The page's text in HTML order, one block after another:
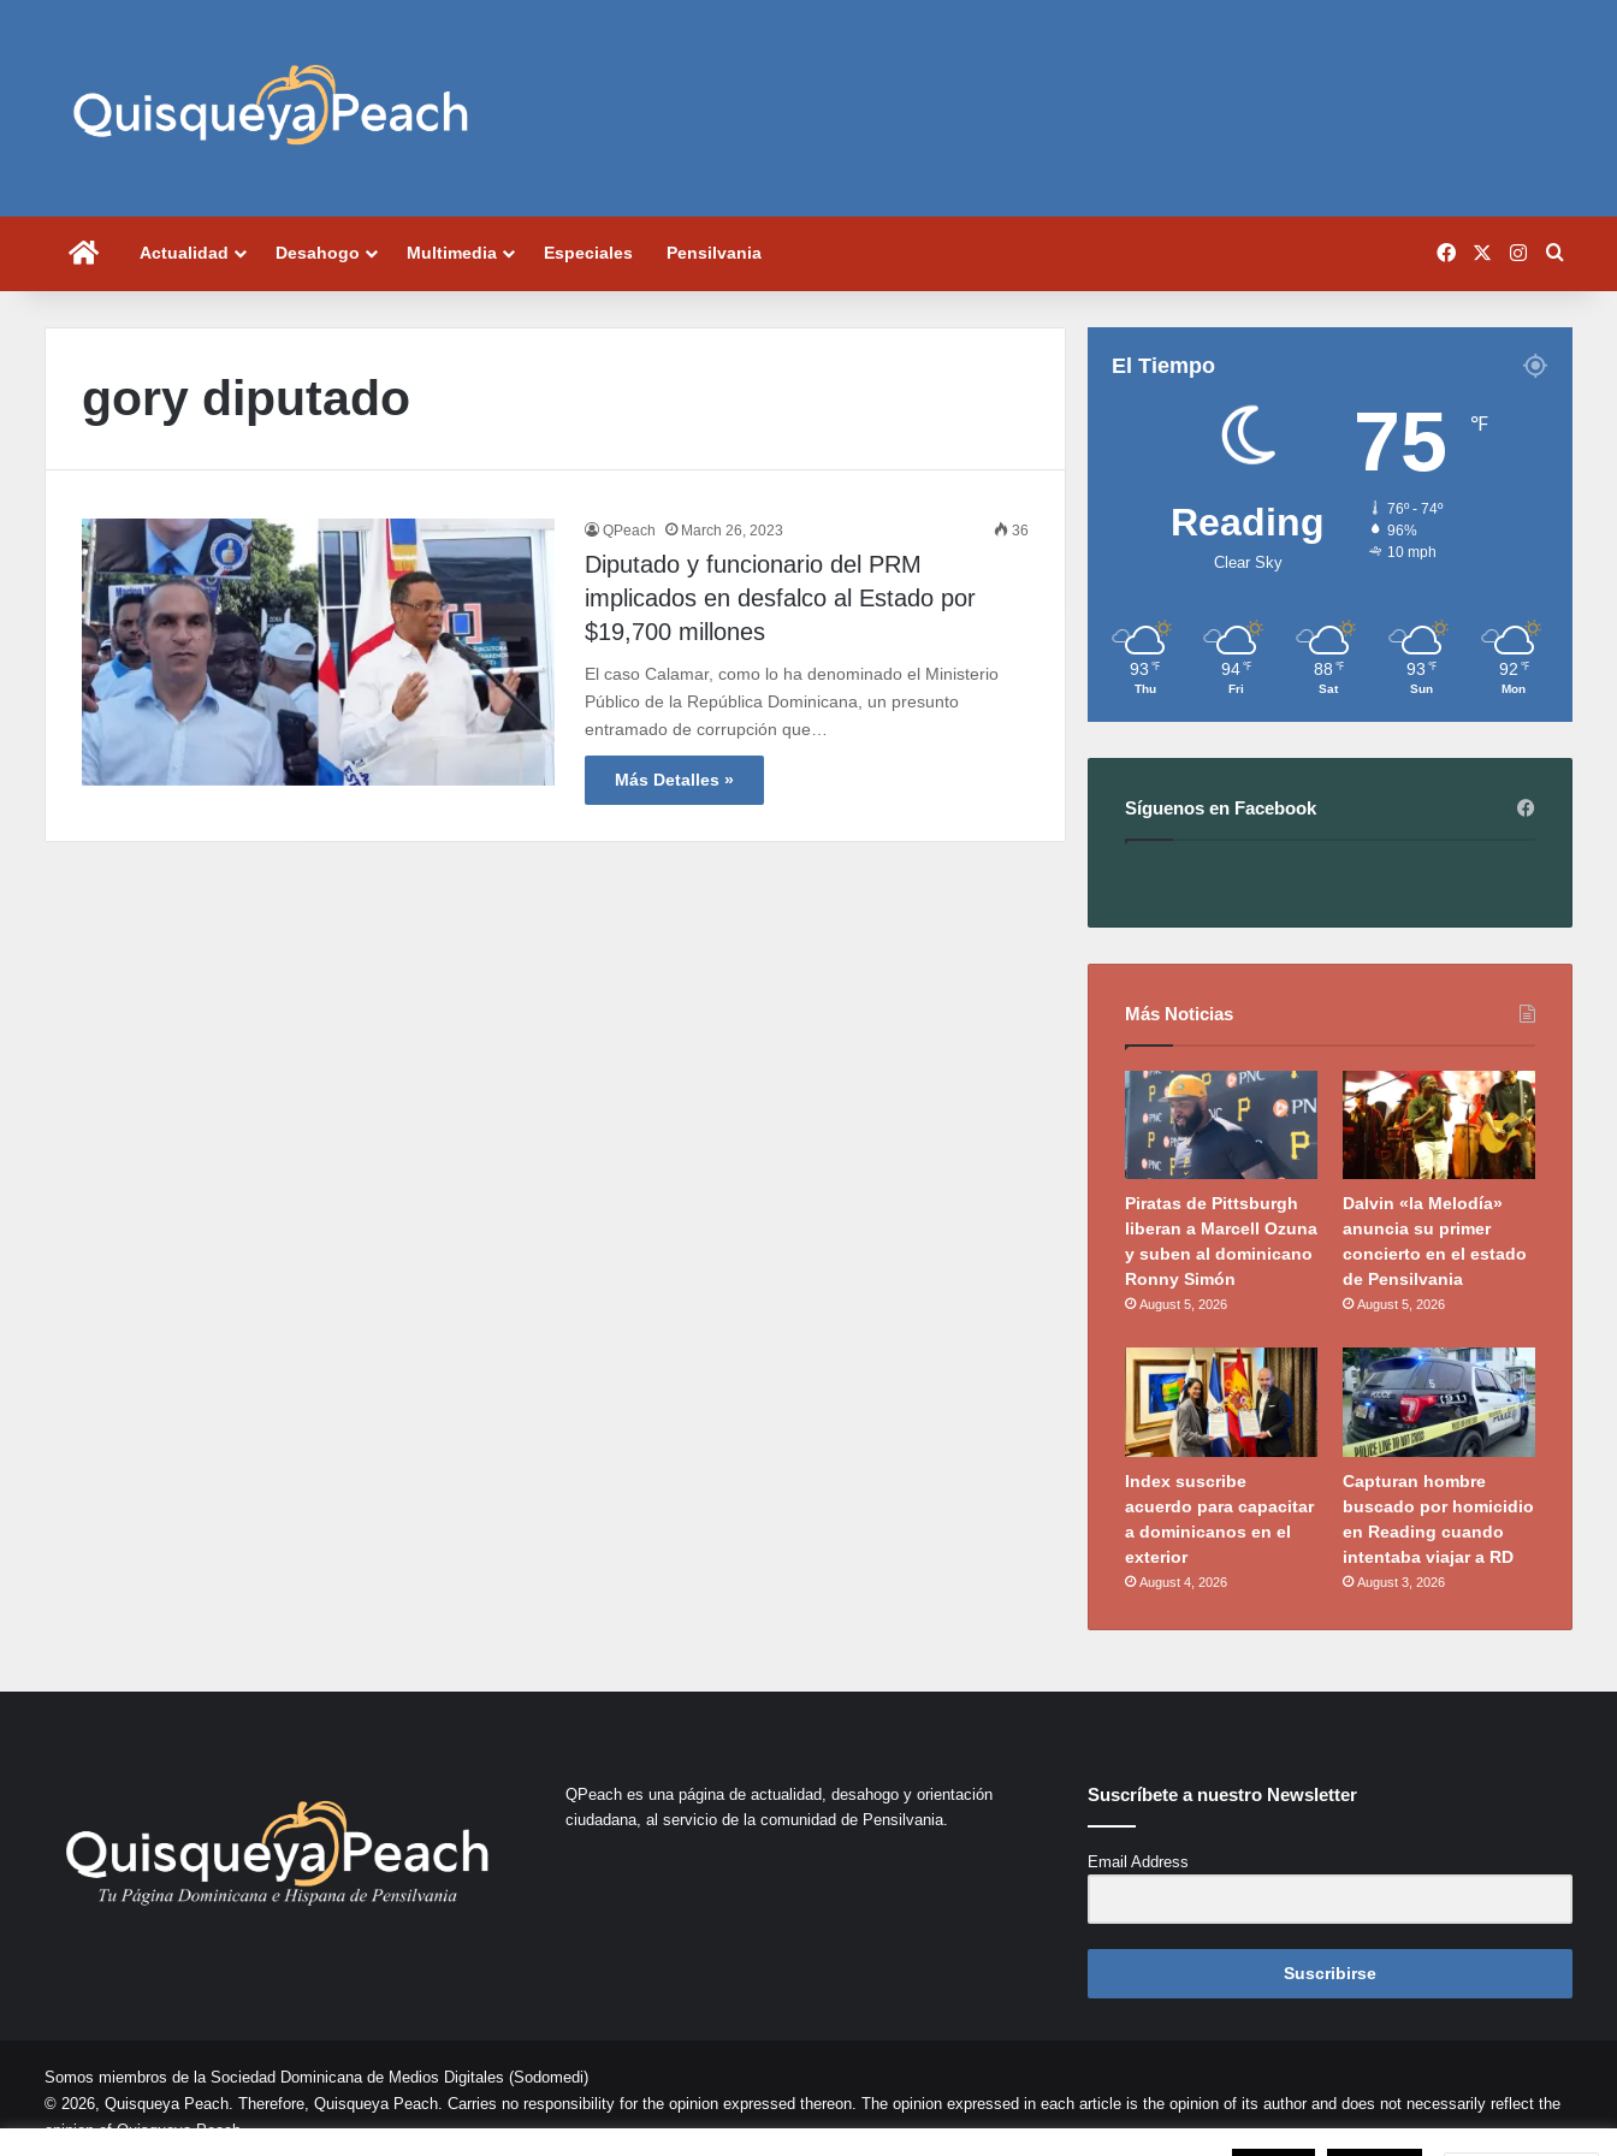
PortadaActualidad Desahogo Multimedia Especiales Pensilvania Facebook Instagram
gory diputado
QPeach March 26, 2023 36
Diputado y funcionario del PRM
implicados en desfalco al Estado por
$19,700 millones
El caso Calamar, como lo ha denominado el Ministerio
Público de la República Dominicana, un presunto
entramado de corrupción que…
Más Detalles »
El Tiempo
Reading
Clear Sky
75 ℉
76º - 74º
96%
10 mph
93 ℉
Thu
94 ℉
Fri
88 ℉
Sat
93 ℉
Sun
92 ℉
Mon
Síguenos en Facebook
Más Noticias
Piratas de Pittsburgh
liberan a Marcell Ozuna
y suben al dominicano
Ronny Simón
August 5, 2026
Dalvin «la Melodía»
anuncia su primer
concierto en el estado
de Pensilvania
August 5, 2026
Index suscribe
acuerdo para capacitar
a dominicanos en el
exterior
August 4, 2026
Capturan hombre
buscado por homicidio
en Reading cuando
intentaba viajar a RD
August 3, 2026
QPeach es una página de actualidad, desahogo y orientación
ciudadana, al servicio de la comunidad de Pensilvania.
Suscríbete a nuestro Newsletter
Email Address
Suscribirse
Somos miembros de la Sociedad Dominicana de Medios Digitales (Sodomedi)
© 2026, Quisqueya Peach. Therefore, Quisqueya Peach. Carries no responsibility for the opinion expressed thereon. The opinion expressed in each article is the opinion of its author and does not necessarily reflect the
opinion of Quisqueya Peach .